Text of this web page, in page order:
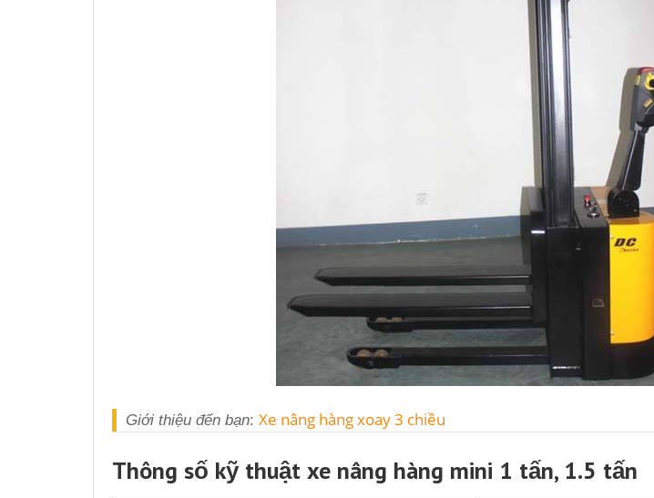
Giới thiệu đến bạn: Xe nâng hàng xoay 3 chiều
Thông số kỹ thuật xe nâng hàng mini 1 tấn, 1.5 tấn